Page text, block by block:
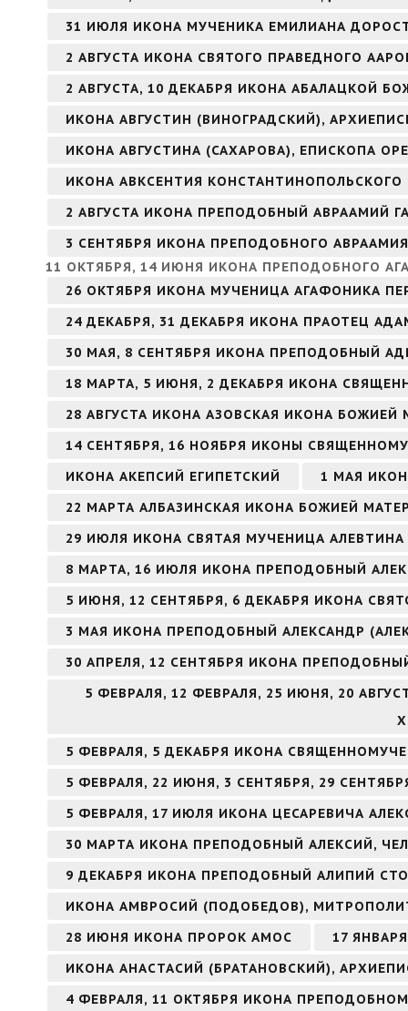
31 ИЮЛЯ ИКОНА МУЧЕНИКА ЕМИЛИАНА
2 АВГУСТА ИКОНА СВЯТОГО ПРАВЕДНОГО
2 АВГУСТА, 10 ДЕКАБРЯ ИКОНА АБАЛАЦКОЙ
ИКОНА АВГУСТИН (ВИНОГРАДСКИЙ),
ИКОНА АВГУСТИНА (САХАРОВА), ЕПИСКОПА
ИКОНА АВКСЕНТИЯ КОНСТАНТИНОПОЛЬСКОГО
2 АВГУСТА ИКОНА ПРЕПОДОБНЫЙ АВРААМИЙ
3 СЕНТЯБРЯ ИКОНА ПРЕПОДОБНОГО
11 ОКТЯБРЯ, 14 ИЮНЯ ИКОНА ПРЕПОДОБНОГО
26 ОКТЯБРЯ ИКОНА МУЧЕНИЦА АГАФОНИКА
24 ДЕКАБРЯ, 31 ДЕКАБРЯ ИКОНА ПРАОТЕЦ
30 МАЯ, 8 СЕНТЯБРЯ ИКОНА ПРЕПОДОБНЫЙ
18 МАРТА, 5 ИЮНЯ, 2 ДЕКАБРЯ ИКОНА
28 АВГУСТА ИКОНА АЗОВСКАЯ ИКОНА БОЖИЕЙ
14 СЕНТЯБРЯ, 16 НОЯБРЯ ИКОНЫ
ИКОНА АКЕПСИЙ ЕГИПЕТСКИЙ
1 МАЯ
22 МАРТА АЛБАЗИНСКАЯ ИКОНА БОЖИЕЙ
29 ИЮЛЯ ИКОНА СВЯТАЯ МУЧЕНИЦА
8 МАРТА, 16 ИЮЛЯ ИКОНА ПРЕПОДОБНЫЙ
5 ИЮНЯ, 12 СЕНТЯБРЯ, 6 ДЕКАБРЯ ИКОНА
3 МАЯ ИКОНА ПРЕПОДОБНЫЙ АЛЕКСАНДР
30 АПРЕЛЯ, 12 СЕНТЯБРЯ ИКОНА
5 ФЕВРАЛЯ, 12 ФЕВРАЛЯ, 25 ИЮНЯ, 20
5 ФЕВРАЛЯ, 5 ДЕКАБРЯ ИКОНА
5 ФЕВРАЛЯ, 22 ИЮНЯ, 3 СЕНТЯБРЯ, 29
5 ФЕВРАЛЯ, 17 ИЮЛЯ ИКОНА ЦЕСАРЕВИЧА
30 МАРТА ИКОНА ПРЕПОДОБНЫЙ АЛЕКСИЙ,
9 ДЕКАБРЯ ИКОНА ПРЕПОДОБНЫЙ АЛИПИЙ
ИКОНА АМВРОСИЙ (ПОДОБЕДОВ),
28 ИЮНЯ ИКОНА ПРОРОК АМОС
17
ИКОНА АНАСТАСИЙ (БРАТАНОВСКИЙ),
4 ФЕВРАЛЯ, 11 ОКТЯБРЯ ИКОНА